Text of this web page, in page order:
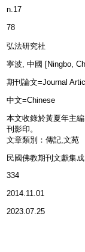
n.17
78
弘法研究社
寧波, 中國 [Ningbo,
期刊論文=Journal
中文=Chinese
本文收錄於黃夏年主
刊影印。
文章類別：傳記,文苑
民國佛教期刊文獻集
334
2014.11.01
2023.07.25